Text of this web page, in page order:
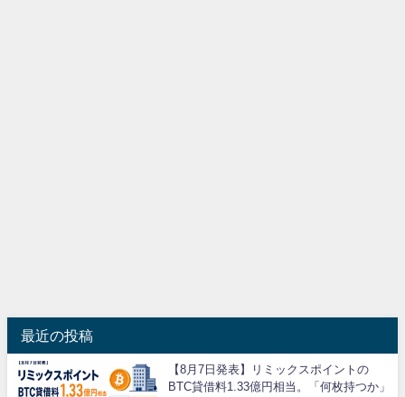
最近の投稿
【8月7日発表】リミックスポイントの
BTC貸借料1.33億円相当。「何枚持つか」